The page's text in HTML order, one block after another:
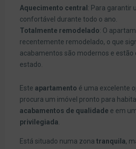
Aquecimento central : Para garantir
confortável durante todo o ano.
Totalmente remodelado: O
recentemente remodelado, o que
acabamentos são modernos e estão
estado.
Este apartamento é uma excelente
procura um imóvel pronto para
acabamentos de qualidade e em
privilegiada
Está situado numa zona tranquila,